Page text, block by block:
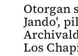
Otorgan
Jando',
Los